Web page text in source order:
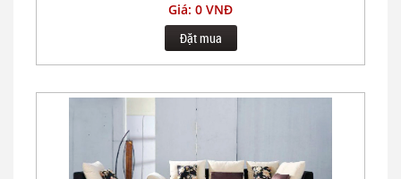
Giá: 0 VNĐ
Đặt mua